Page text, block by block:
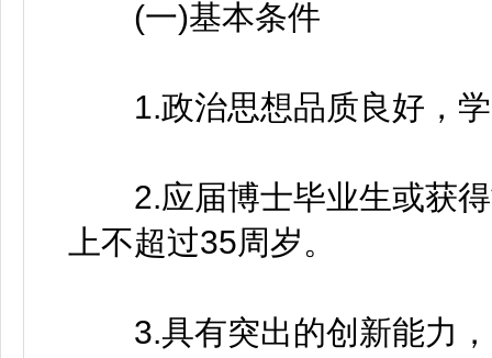
(一)基本条件
1.政治思想品质良好，学
2.应届博士毕业生或获得
上不超过35周岁。
3.具有突出的创新能力，